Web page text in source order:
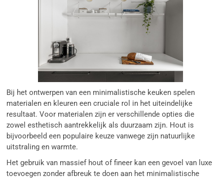
Bij het ontwerpen van een minimalistische keuken spelen
materialen en kleuren een cruciale rol in het uiteindelijke
resultaat. Voor materialen zijn er verschillende opties die
zowel esthetisch aantrekkelijk als duurzaam zijn. Hout is
bijvoorbeeld een populaire keuze vanwege zijn natuurlijke
uitstraling en warmte.
Het gebruik van massief hout of fineer kan een gevoel van luxe
toevoegen zonder afbreuk te doen aan het minimalistische